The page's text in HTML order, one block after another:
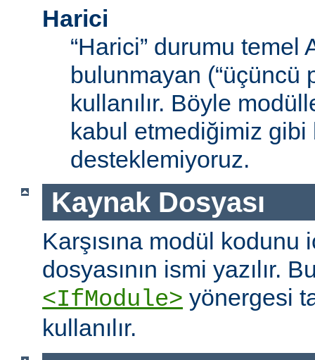
Harici
“Harici” durumu temel
bulunmayan (“üçüncü
kullanılır. Böyle
kabul etmediğimiz gibi
desteklemiyoruz.
Kaynak Dosyası
Karşısına modül kodunu
dosyasının ismi yazılır.
<IfModule> yönergesi
kullanılır.